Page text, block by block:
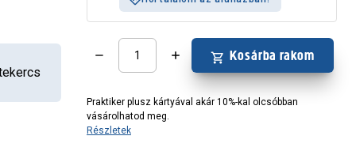
Kosárba rakom
Praktiker plusz kártyával akár 10%-kal olcsóbban
vásárolhatod meg.
Részletek